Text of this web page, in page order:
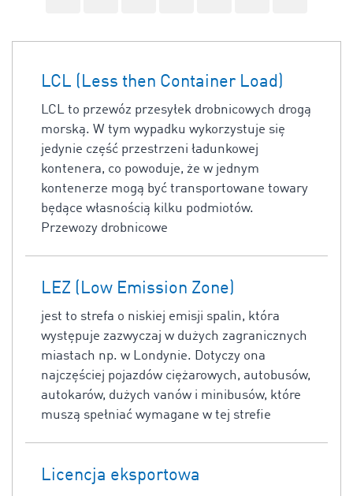
LCL (Less then Container Load)
LCL to przewóz przesyłek drobnicowych drogą
morską. W tym wypadku wykorzystuje się
jedynie część przestrzeni ładunkowej
kontenera, co powoduje, że w jednym
kontenerze mogą być transportowane towary
będące własnością kilku podmiotów.
Przewozy drobnicowe
LEZ (Low Emission Zone)
jest to strefa o niskiej emisji spalin, która
występuje zazwyczaj w dużych zagranicznych
miastach np. w Londynie. Dotyczy ona
najczęściej pojazdów ciężarowych, autobusów,
autokarów, dużych vanów i minibusów, które
muszą spełniać wymagane w tej strefie
Licencja eksportowa